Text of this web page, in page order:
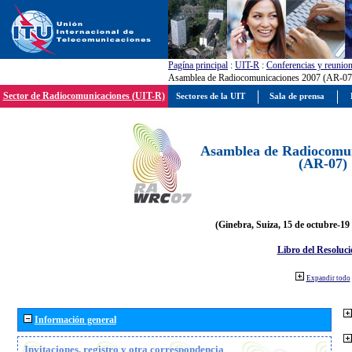
Pagína principal : UIT-R : Conferencias y
Asamblea de Radiocomunicaciones 2007 (AR-
Sector de Radiocomunicaciones (UIT-R)
Asamblea de
(AR-07)
(Ginebra, Suiza, 15 de octubre-19
Libro del
Expandir todo
Información general
Invitaciones, registro y otra correspondencia
Sectores de la UIT Sala de prensa